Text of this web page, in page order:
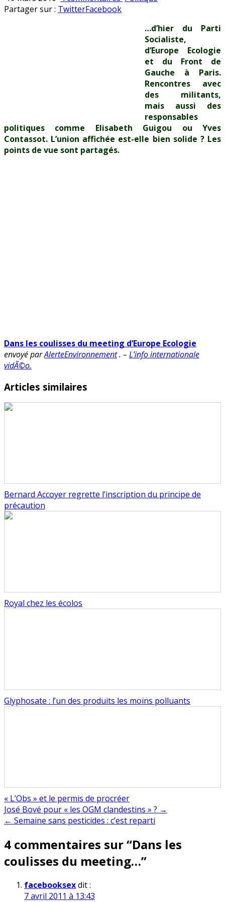
coulisses
meeting…
Partager sur : TwitterFacebook
…d’hier du Parti
Socialiste,
d’Europe Ecologie
et du Front de
Gauche à Paris.
Rencontres avec
des militants,
mais aussi des
responsables
politiques comme Elisabeth Guigou ou Yves
Contassot. L’union affichée est-elle bien solide ? Les
points de vue sont partagés.
Dans les coulisses du meeting d’Europe Ecologie
envoyé parAlerteEnvironnement. – L’info internationale
vidÃ©o.
Articles similaires
Bernard Accoyer regrette l’inscription du principe de
précaution
Royal chez les écolos
Glyphosate : l’un des produits les moins polluants
« L’Obs » et le permis de procréer
Navigation
de
l’article
José Bové pour « les OGM clandestins » ? →
← Semaine sans pesticides : c’est reparti
4 commentaires sur “Dans les
coulisses du meeting…”
facebooksexdit :
7 avril 2011 à 13:43